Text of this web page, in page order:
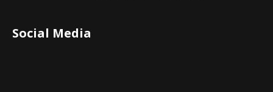
Social Media